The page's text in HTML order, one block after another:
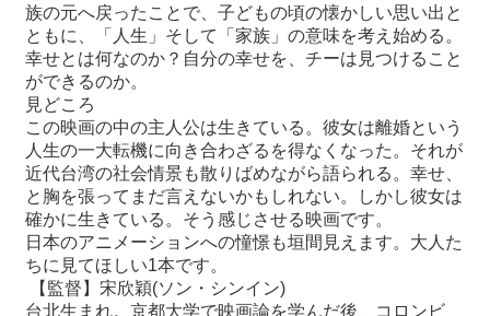
最
新
情
報
と
申
込
過
去
行
事
族の元へ戻ったことで、子どもの頃の懐かしい思い出と
ともに、「人生」そして「家族」の意味を考え始める。
幸せとは何なのか？自分の幸せを、チーは見つけること
ができるのか。
見どころ
この映画の中の主人公は生きている。彼女は離婚という
人生の一大転機に向き合わざるを得なくなった。それが
近代台湾の社会情景も散りばめながら語られる。幸せ、
と胸を張ってまだ言えないかもしれない。しかし彼女は
確かに生きている。そう感じさせる映画です。
日本のアニメーションへの憧憬も垣間見えます。大人た
ちに見てほしい1本です。
【監督】宋欣穎(ソン・シンイン)
台北生まれ。京都大学で映画論を学んだ後、コロンビ